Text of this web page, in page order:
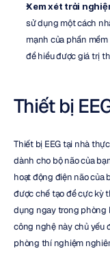
Xem xét trải
sử dụng một cách
mạnh của phần
để hiểu được giá trị
Thiết bị
Thiết bị EEG tại nhà
dành cho bộ não của
hoạt động điện não của
được chế tạo để cực kỳ
dụng ngay trong phòng
công nghệ này chủ yếu
phòng thí nghiệm